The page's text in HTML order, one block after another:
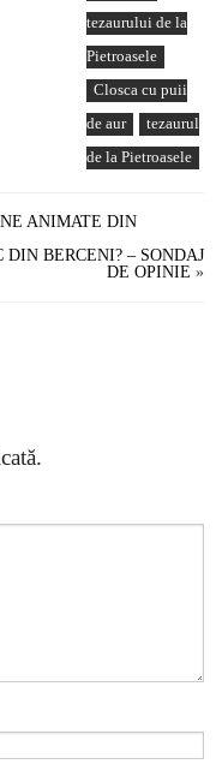
tezaurului de la
Pietroasele
Closca cu puii
de aur
tezaurul
de la Pietroasele
ANIMATE DIN
BERCENI? – SONDAJ
DE OPINIE »